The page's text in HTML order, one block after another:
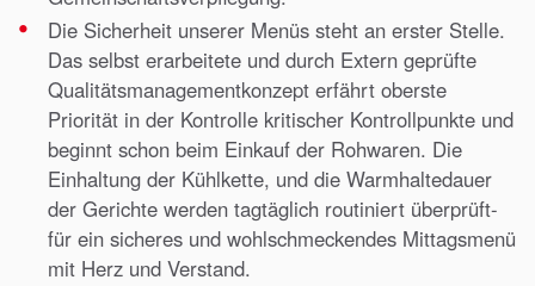
Die Sicherheit unserer Menüs steht an erster Stelle.
Das selbst erarbeitete und durch Extern geprüfte
Qualitätsmanagementkonzept erfährt oberste
Priorität in der Kontrolle kritischer Kontrollpunkte und
beginnt schon beim Einkauf der Rohwaren. Die
Einhaltung der Kühlkette, und die Warmhaltedauer
der Gerichte werden tagtäglich routiniert überprüft-
für ein sicheres und wohlschmeckendes Mittagsmenü
mit Herz und Verstand.